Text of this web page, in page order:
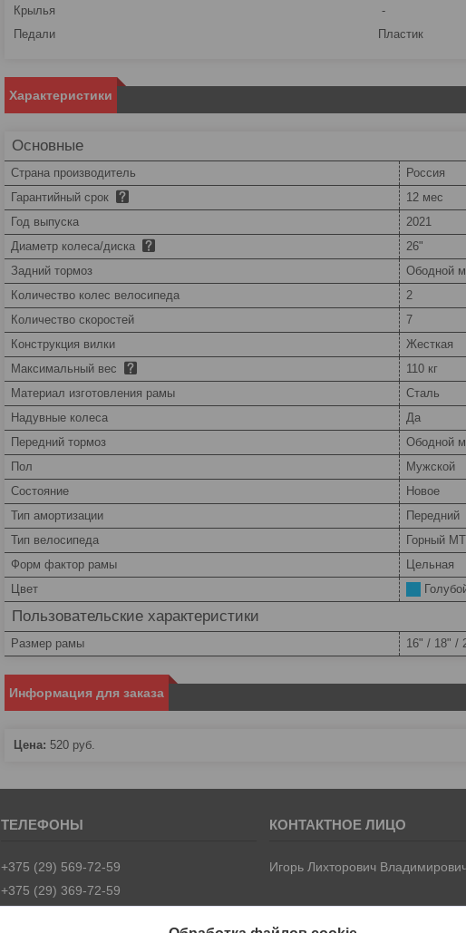
Крылья -
Педали Пластик
Характеристики
Основные
Страна производитель
Россия
Гарантийный срок
12 мес
Год выпуска
2021
Диаметр колеса/диска
26"
Задний тормоз
Ободной
Количество колес велосипеда
2
Количество скоростей
7
Конструкция вилки
Жесткая
Максимальный вес
110 кг
Материал изготовления рамы
Сталь
Надувные колеса
Да
Передний тормоз
Ободной
Пол
Мужской
Состояние
Новое
Тип амортизации
Передний
Тип велосипеда
Горный
Форм фактор рамы
Цельная
Цвет
Пользовательские характеристики
Размер рамы 16" / 18" /
Информация для заказа
Цена: 520 руб.
+375 (29) 569-72-59
+375 (29) 369-72-59
Игорь Лихторович